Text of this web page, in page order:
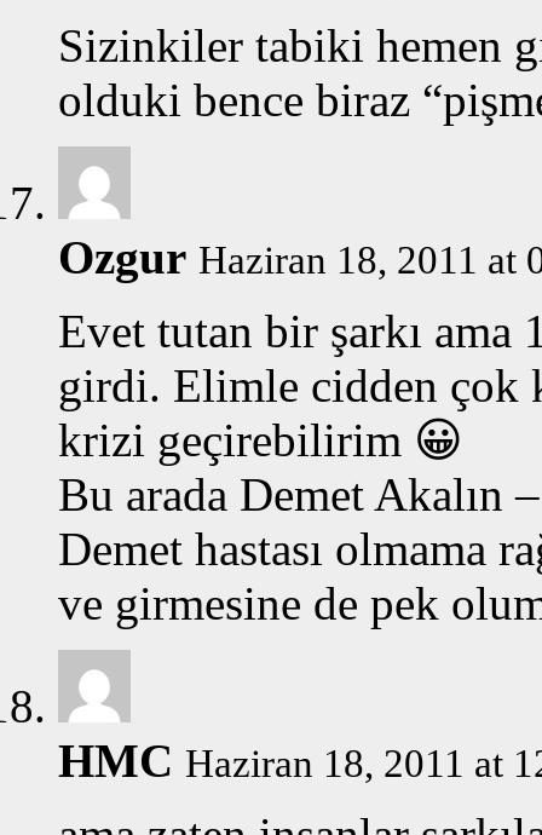
Sizinkiler tabiki hemen
olduki bence biraz
Ozgur Haziran 18, 2011 at
Evet tutan bir şarkı ama
girdi. Elimle cidden çok
krizi geçirebilirim 😀
Bu arada Demet Akalın
Demet hastası olmama
ve girmesine de pek
HMC Haziran 18, 2011 at